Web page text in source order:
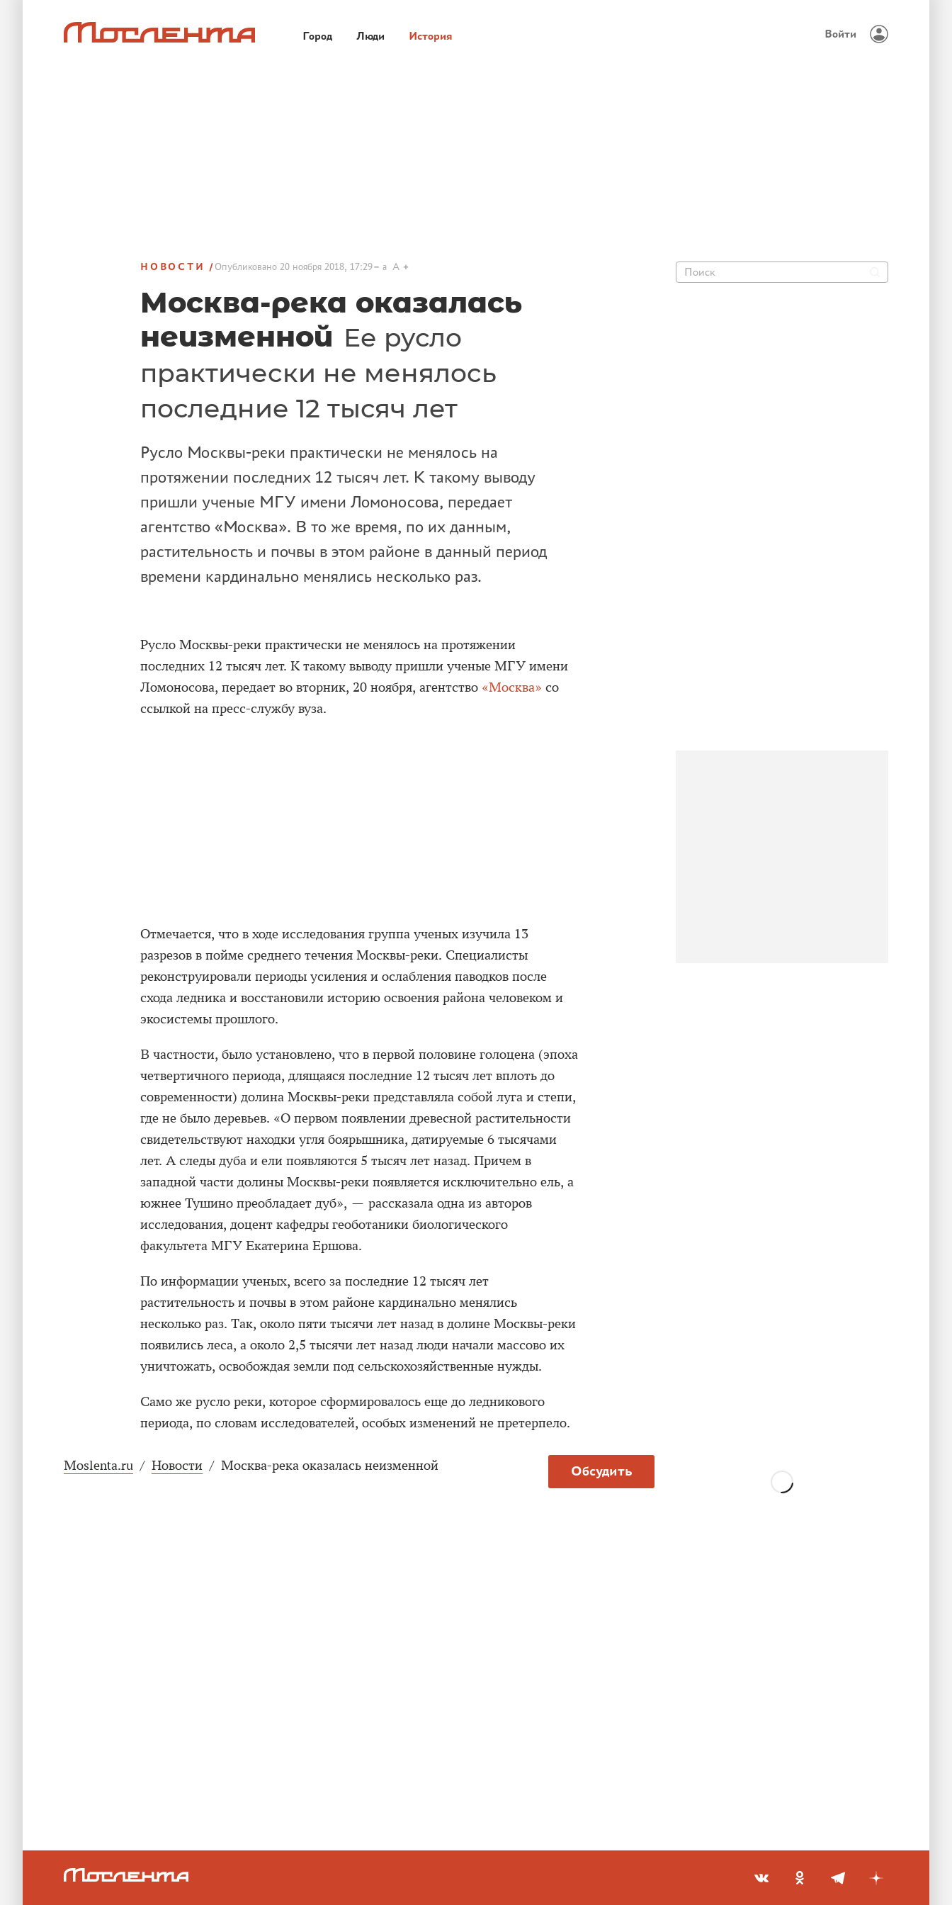
Город Люди История Войти
НОВОСТИ Опубликовано 20 ноября 2018, 17:29 a A
Москва-река оказалась
неизменной Ее русло
практически не менялось
последние 12 тысяч лет
Русло Москвы-реки практически не менялось на
протяжении последних 12 тысяч лет. К такому выводу
пришли ученые МГУ имени Ломоносова, передает
агентство «Москва». В то же время, по их данным,
растительность и почвы в этом районе в данный период
времени кардинально менялись несколько раз.
Русло Москвы-реки практически не менялось на протяжении
последних 12 тысяч лет. К такому выводу пришли ученые МГУ имени
Ломоносова, передает во вторник, 20 ноября, агентство «Москва» со
ссылкой на пресс-службу вуза.
Отмечается, что в ходе исследования группа ученых изучила 13
разрезов в пойме среднего течения Москвы-реки. Специалисты
реконструировали периоды усиления и ослабления паводков после
схода ледника и восстановили историю освоения района человеком и
экосистемы прошлого.
В частности, было установлено, что в первой половине голоцена (эпоха
четвертичного периода, длящаяся последние 12 тысяч лет вплоть до
современности) долина Москвы-реки представляла собой луга и степи,
где не было деревьев. «О первом появлении древесной растительности
свидетельствуют находки угля боярышника, датируемые 6 тысячами
лет. А следы дуба и ели появляются 5 тысяч лет назад. Причем в
западной части долины Москвы-реки появляется исключительно ель, а
южнее Тушино преобладает дуб», — рассказала одна из авторов
исследования, доцент кафедры геоботаники биологического
факультета МГУ Екатерина Ершова.
По информации ученых, всего за последние 12 тысяч лет
растительность и почвы в этом районе кардинально менялись
несколько раз. Так, около пяти тысячи лет назад в долине Москвы-реки
появились леса, а около 2,5 тысячи лет назад люди начали массово их
уничтожать, освобождая земли под сельскохозяйственные нужды.
Само же русло реки, которое сформировалось еще до ледникового
периода, по словам исследователей, особых изменений не претерпело.
Обсудить
Moslenta.ru / Новости / Москва-река оказалась неизменной